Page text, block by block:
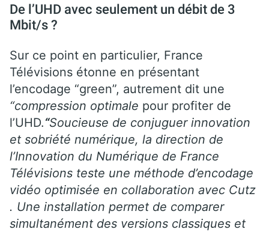
De l’UHD avec seulement un débit de 3
Mbit/s ?
Sur ce point en particulier, France
Télévisions étonne en présentant
l’encodage “green”, autrement dit une
“compression optimale pour profiter de
l’UHD.“Soucieuse de conjuguer innovation
et sobriété numérique, la direction de
l’Innovation du Numérique de France
Télévisions teste une méthode d’encodage
vidéo optimisée en collaboration avec Cutz
. Une installation permet de comparer
simultanément des versions classiques et